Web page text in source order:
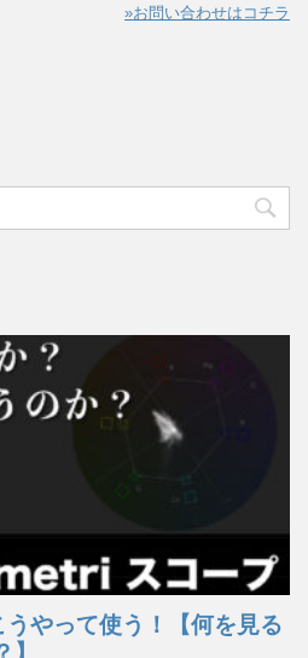
»お問い合わせはコチラ